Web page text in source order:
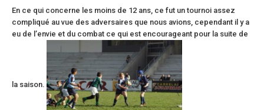
En ce qui concerne les moins de 12 ans, ce fut un tournoi assez
compliqué au vue des adversaires que nous avions, cependant il y a
eu de l’envie et du combat ce qui est encourageant pour la suite de
la saison.